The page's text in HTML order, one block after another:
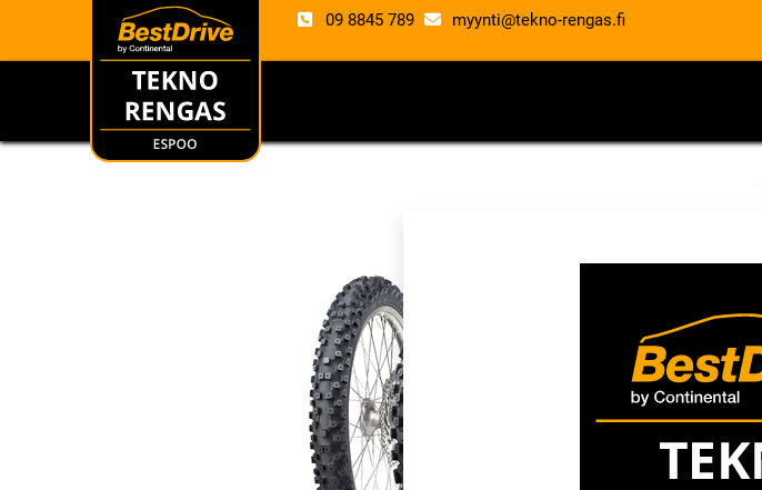
09 8845 789 myynti@tekno-rengas.fi